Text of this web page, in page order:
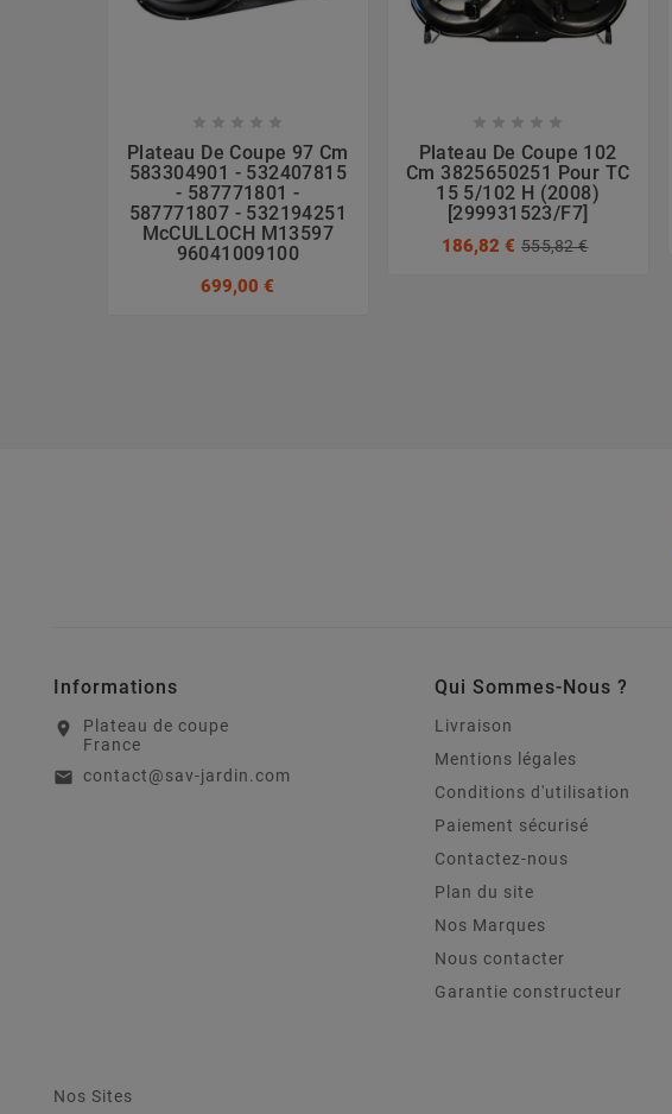
    
Plateau De Coupe 97 Cm
583304901 - 532407815
- 587771801 -
587771807 - 532194251
McCULLOCH M13597
96041009100
699,00 €
    
Plateau De Coupe 102
Cm 3825650251 Pour TC
15 5/102 H (2008)
[299931523/F7]
186,82 € 555,82 €
Informations
location_on
Plateau de coupe
France
email contact@sav-jardin.com
Qui Sommes-Nous ?
Livraison
Mentions légales
Conditions d'utilisation
Paiement sécurisé
Contactez-nous
Plan du site
Nos Marques
Nous contacter
Garantie constructeur
Nos Sites